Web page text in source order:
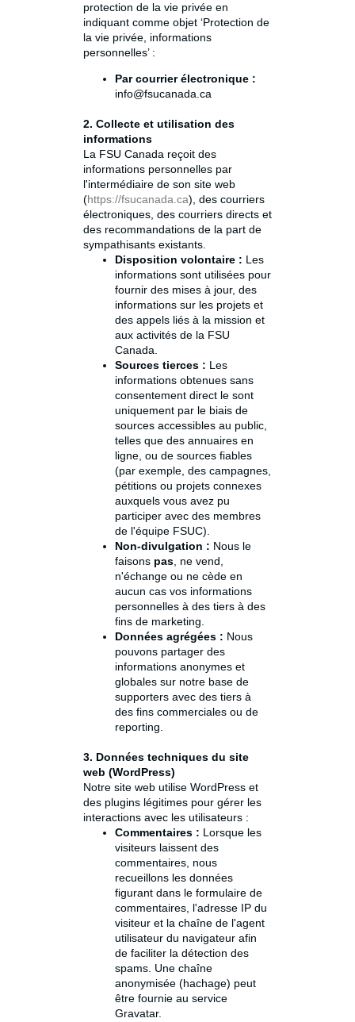
protection de la vie privée en
indiquant comme objet ‘Protection de
la vie privée, informations
personnelles’ :
Par courrier électronique :
info@fsucanada.ca
2. Collecte et utilisation des
informations
La FSU Canada reçoit des
informations personnelles par
l'intermédiaire de son site web
(https://fsucanada.ca), des courriers
électroniques, des courriers directs et
des recommandations de la part de
sympathisants existants.
Disposition volontaire : Les
informations sont utilisées pour
fournir des mises à jour, des
informations sur les projets et
des appels liés à la mission et
aux activités de la FSU
Canada.
Sources tierces : Les
informations obtenues sans
consentement direct le sont
uniquement par le biais de
sources accessibles au public,
telles que des annuaires en
ligne, ou de sources fiables
(par exemple, des campagnes,
pétitions ou projets connexes
auxquels vous avez pu
participer avec des membres
de l'équipe FSUC).
Non-divulgation : Nous le
faisons pas, ne vend,
n'échange ou ne cède en
aucun cas vos informations
personnelles à des tiers à des
fins de marketing.
Données agrégées : Nous
pouvons partager des
informations anonymes et
globales sur notre base de
supporters avec des tiers à
des fins commerciales ou de
reporting.
3. Données techniques du site
web (WordPress)
Notre site web utilise WordPress et
des plugins légitimes pour gérer les
interactions avec les utilisateurs :
Commentaires : Lorsque les
visiteurs laissent des
commentaires, nous
recueillons les données
figurant dans le formulaire de
commentaires, l'adresse IP du
visiteur et la chaîne de l'agent
utilisateur du navigateur afin
de faciliter la détection des
spams. Une chaîne
anonymisée (hachage) peut
être fournie au service
Gravatar.